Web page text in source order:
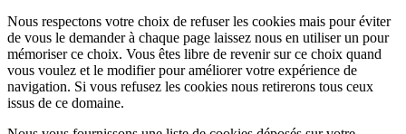
Nous respectons votre choix de refuser les cookies mais pour éviter
de vous le demander à chaque page laissez nous en utiliser un pour
mémoriser ce choix. Vous êtes libre de revenir sur ce choix quand
vous voulez et le modifier pour améliorer votre expérience de
navigation. Si vous refusez les cookies nous retirerons tous ceux
issus de ce domaine.